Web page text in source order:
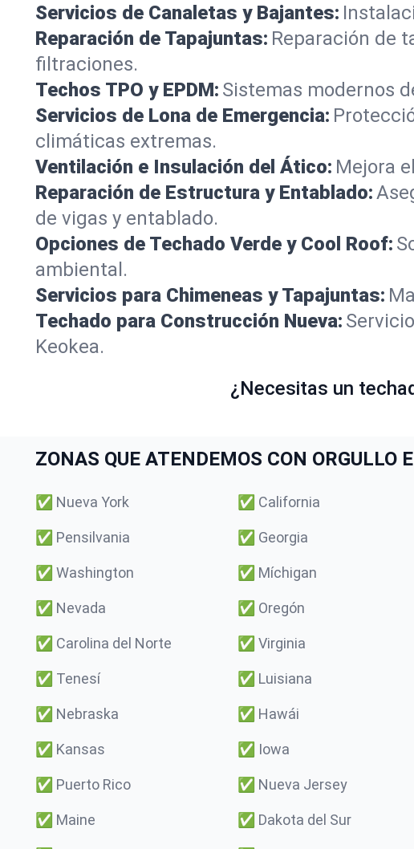
Servicios de Canaletas y Bajantes:
Reparación de Tapajuntas: Reparación de
filtraciones.
Techos TPO y EPDM: Sistemas modernos
Servicios de Lona de Emergencia:
climáticas extremas.
Ventilación e Insulación del Ático: Mejora
Reparación de Estructura y Entablado:
de vigas y entablado.
Opciones de Techado Verde y Cool Roof:
ambiental.
Servicios para Chimeneas y Tapajuntas:
Techado para Construcción Nueva:
Keokea.
¿Necesitas un
ZONAS QUE ATENDEMOS CON ORGULLO
✅ Nueva York ✅ California
✅ Pensilvania ✅ Georgia
✅ Washington ✅ Míchigan
✅ Nevada ✅ Oregón
✅ Carolina del Norte ✅ Virginia
✅ Tenesí ✅ Luisiana
✅ Nebraska ✅ Hawái
✅ Kansas ✅ Iowa
✅ Puerto Rico ✅ Nueva Jersey
✅ Maine ✅ Dakota del Sur